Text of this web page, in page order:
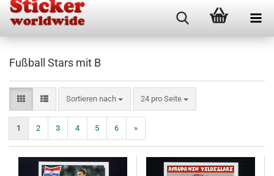
Fußball Stars mit B
Sortieren nach
Sortieren nach 24 pro Seite
pro Seite
1 2 3 4 5 6 »